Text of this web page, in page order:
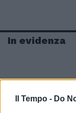
Il Tempo - Do
In evidenza